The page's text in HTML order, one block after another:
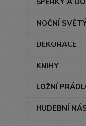
ŠPERKY A
NOČNÍ
DEKORACE
KNIHY
LOŽNÍ
HUDEBNÍ